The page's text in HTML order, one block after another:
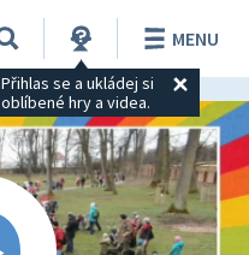
Přihlas se a ukládej si
oblíbené hry a videa.
MENU